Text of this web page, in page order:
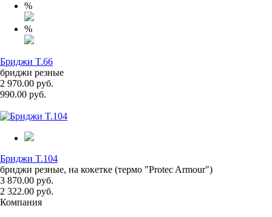
%
%
Бриджи T.66
бриджи резные
2 970.00 руб.
990.00 руб.
Бриджи T.104
бриджи резные, на кокетке (термо "Protec Armour")
3 870.00 руб.
2 322.00 руб.
Компания